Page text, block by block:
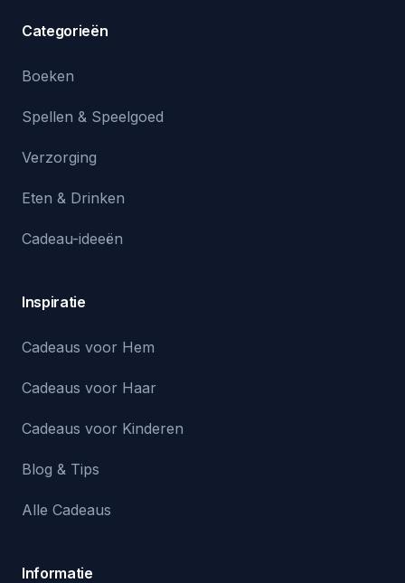
Categorieën
Boeken
Spellen & Speelgoed
Verzorging
Eten & Drinken
Cadeau-ideeën
Inspiratie
Cadeaus voor Hem
Cadeaus voor Haar
Cadeaus voor Kinderen
Blog & Tips
Alle Cadeaus
Informatie